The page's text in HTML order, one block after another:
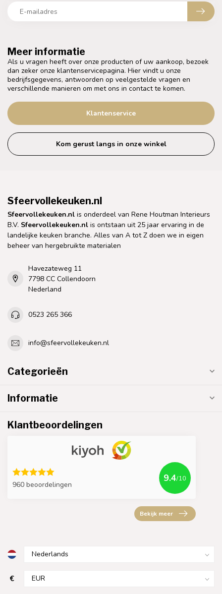
Meer informatie
Als u vragen heeft over onze producten of uw aankoop, bezoek
dan zeker onze klantenservicepagina. Hier vindt u onze
bedrijfsgegevens, antwoorden op veelgestelde vragen en
verschillende manieren om met ons in contact te komen.
Klantenservice
Kom gerust langs in onze winkel
Sfeervollekeuken.nl
Sfeervollekeuken.nl is onderdeel van Rene Houtman Interieurs
B.V. Sfeervollekeuken.nl is ontstaan uit 25 jaar ervaring in de
landelijke keuken branche. Alles van A tot Z doen we in eigen
beheer van hergebruikte materialen
Havezateweg 11
7798 CC Collendoorn
Nederland
0523 265 366
info@sfeervollekeuken.nl
Categorieën
Informatie
Klantbeoordelingen
960 beoordelingen
9.4/10
Bekijk meer
€